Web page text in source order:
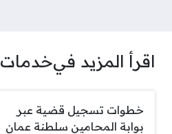
اقرأ المزيد فيخدمات
خطوات تسجيل قضية عبر
بوابة المحامين سلطنة عمان